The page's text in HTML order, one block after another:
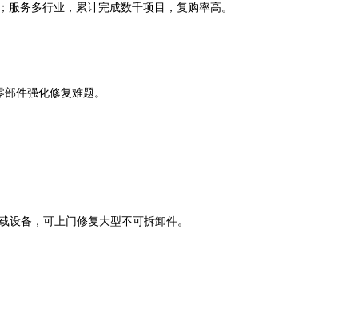
务多行业，累计完成数千项目，复购率高。
件强化修复难题。
设备，可上门修复大型不可拆卸件。